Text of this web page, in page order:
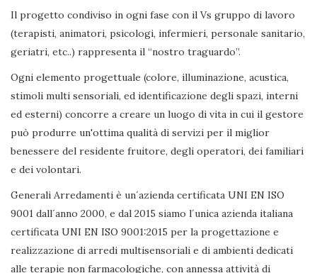
Il progetto condiviso in ogni fase con il Vs gruppo di lavoro
(terapisti, animatori, psicologi, infermieri, personale sanitario,
geriatri, etc..) rappresenta il “nostro traguardo”.
Ogni elemento progettuale (colore, illuminazione, acustica,
stimoli multi sensoriali, ed identificazione degli spazi, interni
ed esterni) concorre a creare un luogo di vita in cui il gestore
può produrre un'ottima qualità di servizi per il miglior
benessere del residente fruitore, degli operatori, dei familiari
e dei volontari.
Generali Arredamenti è un´azienda certificata UNI EN ISO
9001 dall´anno 2000, e dal 2015 siamo l´unica azienda italiana
certificata UNI EN ISO 9001:2015 per la progettazione e
realizzazione di arredi multisensoriali e di ambienti dedicati
alle terapie non farmacologiche, con annessa attività di